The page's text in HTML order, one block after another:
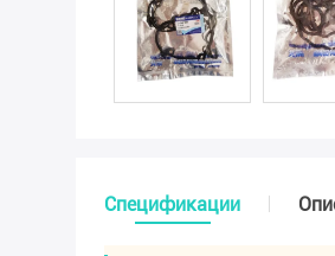
Спецификации